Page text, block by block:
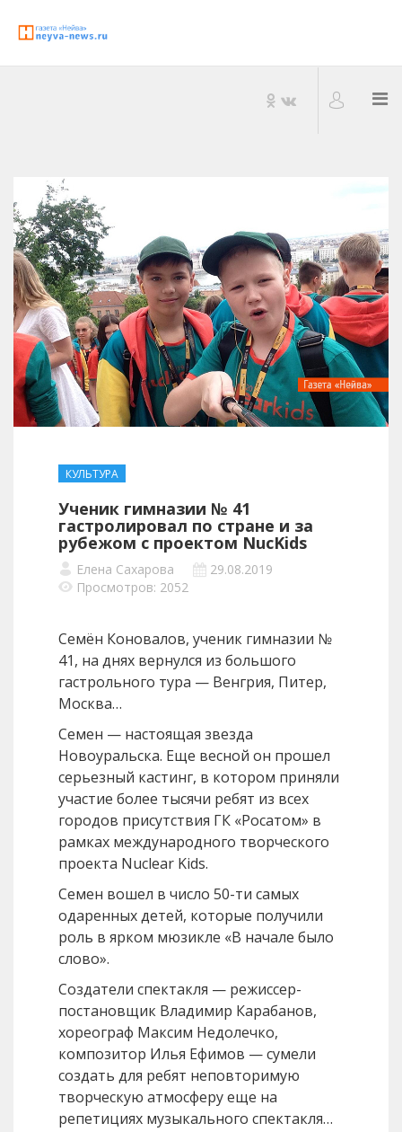
КУЛЬТУРА
Ученик гимназии № 41
гастролировал по стране и за
рубежом с проектом NucKids
Елена Сахарова
29.08.2019
Просмотров: 2052
Семён Коновалов, ученик гимназии №
41, на днях вернулся из большого
гастрольного тура — Венгрия, Питер,
Москва…
Семен — настоящая звезда
Новоуральска. Еще весной он прошел
серьезный кастинг, в котором приняли
участие более тысячи ребят из всех
городов присутствия ГК «Росатом» в
рамках международного творческого
проекта Nuclear Kids.
Семен вошел в число 50-ти самых
одаренных детей, которые получили
роль в ярком мюзикле «В начале было
слово».
Создатели спектакля — режиссер-
постановщик Владимир Карабанов,
хореограф Максим Недолечко,
композитор Илья Ефимов — сумели
создать для ребят неповторимую
творческую атмосферу еще на
репетициях музыкального спектакля…